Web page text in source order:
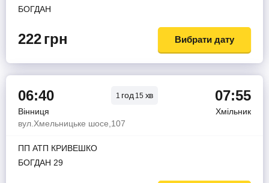
БОГДАН
222грн Вибрати дату
06:40 1 год15 хв 07:55
Вінниця
Хмільник
вул.Хмельницьке шосе,107
ПП АТП КРИВЕШКО
БОГДАН 29